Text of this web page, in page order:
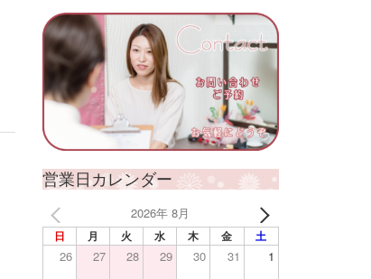
営業日カレンダー
2026年 8月
日 月 火 水 木 金 土
26 27 28 29 30 31 1